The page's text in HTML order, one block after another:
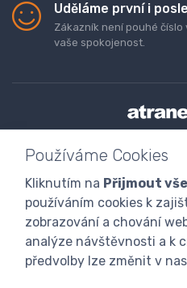
Uděláme první i
Zákazník není pouhé číslo
vaše spokojenost.
Doprava a platba zboží
Obchodní podmínky
Program
Používáme Cookies
Kliknutím na Přijmout vše
používáním cookies k
zobrazování a chování
analýze návštěvnosti a k
předvolby lze změnit v